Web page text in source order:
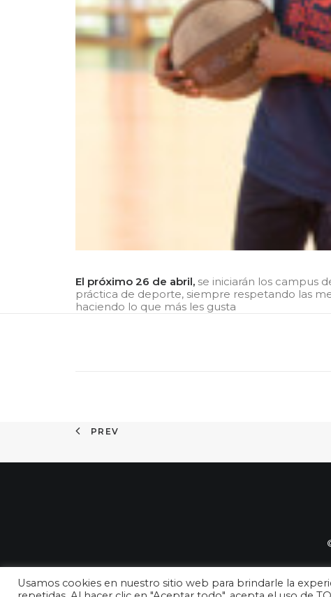
El próximo 26 de abril, se iniciarán los campus
práctica de deporte, siempre respetando las
haciendo lo que más les gusta
PREV
Usamos cookies en nuestro sitio web para brindarle la